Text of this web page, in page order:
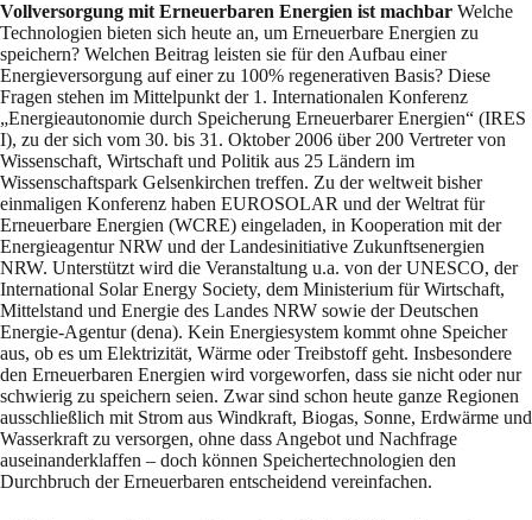
Vollversorgung mit Erneuerbaren Energien ist machbar Welche
Technologien bieten sich heute an, um Erneuerbare Energien zu
speichern? Welchen Beitrag leisten sie für den Aufbau einer
Energieversorgung auf einer zu 100% regenerativen Basis? Diese
Fragen stehen im Mittelpunkt der 1. Internationalen Konferenz
„Energieautonomie durch Speicherung Erneuerbarer Energien“ (IRES
I), zu der sich vom 30. bis 31. Oktober 2006 über 200 Vertreter von
Wissenschaft, Wirtschaft und Politik aus 25 Ländern im
Wissenschaftspark Gelsenkirchen treffen. Zu der weltweit bisher
einmaligen Konferenz haben EUROSOLAR und der Weltrat für
Erneuerbare Energien (WCRE) eingeladen, in Kooperation mit der
Energieagentur NRW und der Landesinitiative Zukunftsenergien
NRW. Unterstützt wird die Veranstaltung u.a. von der UNESCO, der
International Solar Energy Society, dem Ministerium für Wirtschaft,
Mittelstand und Energie des Landes NRW sowie der Deutschen
Energie-Agentur (dena). Kein Energiesystem kommt ohne Speicher
aus, ob es um Elektrizität, Wärme oder Treibstoff geht. Insbesondere
den Erneuerbaren Energien wird vorgeworfen, dass sie nicht oder nur
schwierig zu speichern seien. Zwar sind schon heute ganze Regionen
ausschließlich mit Strom aus Windkraft, Biogas, Sonne, Erdwärme und
Wasserkraft zu versorgen, ohne dass Angebot und Nachfrage
auseinanderklaffen – doch können Speichertechnologien den
Durchbruch der Erneuerbaren entscheidend vereinfachen.